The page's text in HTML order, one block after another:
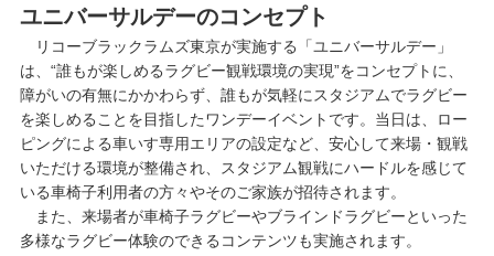
ユニバーサルデーのコンセプト
リコーブラックラムズ東京が実施する「ユニバーサルデー」
は、“誰もが楽しめるラグビー観戦環境の実現”をコンセプトに、
障がいの有無にかかわらず、誰もが気軽にスタジアムでラグビー
を楽しめることを目指したワンデーイベントです。当日は、ロー
ピングによる車いす専用エリアの設定など、安心して来場・観戦
いただける環境が整備され、スタジアム観戦にハードルを感じて
いる車椅子利用者の方々やそのご家族が招待されます。
また、来場者が車椅子ラグビーやブラインドラグビーといった
多様なラグビー体験のできるコンテンツも実施されます。